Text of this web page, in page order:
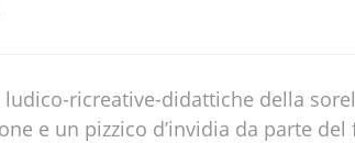
ludico-ricreative-didattiche della
e un pizzico d’invidia da parte